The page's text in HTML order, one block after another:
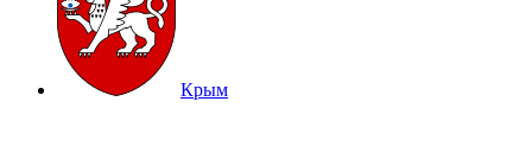
Крым